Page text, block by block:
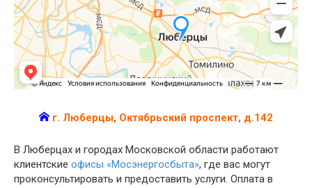
г. Люберцы, Октябрьский проспект, д.142
В Люберцах и городах Московской области работают
клиентские офисы «Мосэнергосбыта», где вас могут
проконсультировать и предоставить услуги. Оплата в